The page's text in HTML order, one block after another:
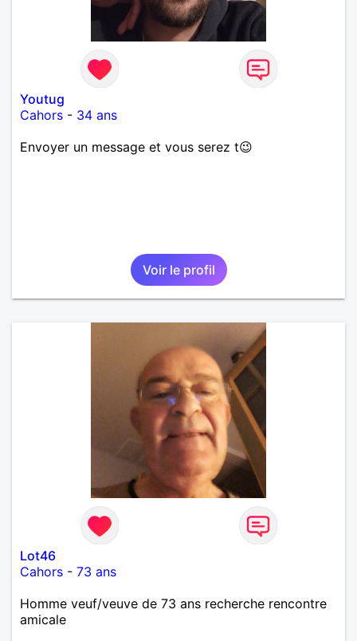
Youtug
Cahors - 34 ans
Envoyer un message et vous serez t😉
Voir le profil
Lot46
Cahors - 73 ans
Homme veuf/veuve de 73 ans recherche rencontre
amicale